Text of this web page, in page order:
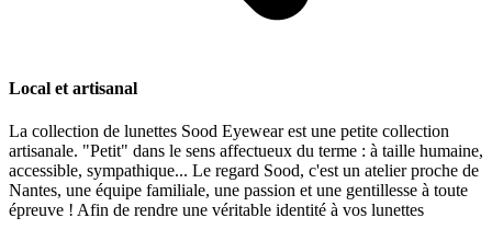
Local et artisanal
La collection de lunettes Sood Eyewear est une petite collection
artisanale. "Petit" dans le sens affectueux du terme : à taille humaine,
accessible, sympathique... Le regard Sood, c'est un atelier proche de
Nantes, une équipe familiale, une passion et une gentillesse à toute
épreuve ! Afin de rendre une véritable identité à vos lunettes